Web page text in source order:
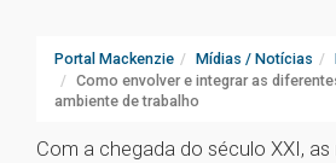
Portal Mackenzie Mídias / Notícias
Como envolver e integrar as
ambiente de trabalho
Com a chegada do século XXI,